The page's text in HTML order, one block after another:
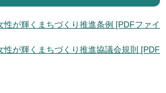
性が輝くまちづくり推進条例 [PDFファイ
性が輝くまちづくり推進協議会規則 [PDF